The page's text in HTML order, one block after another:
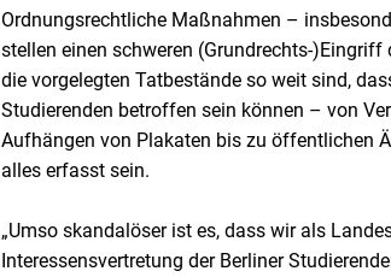
Ordnungsrechtliche Maßnahmen –
stellen einen schweren (Grundrechts-)Eingriff
die vorgelegten Tatbestände so weit sind,
Studierenden betroffen sein können – von
Aufhängen von Plakaten bis zu öffentlichen
alles erfasst sein.
„Umso skandalöser ist es, dass wir als
Interessensvertretung der Berliner